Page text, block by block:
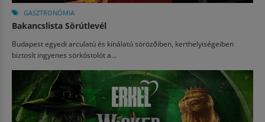
GASZTRONÓMIA
Bakancslista Sörútlevél
Budapest egyedi arculatú és kínálatú sörözőiben, kerthelyiségeiben
biztosít ingyenes sörkóstolót a...